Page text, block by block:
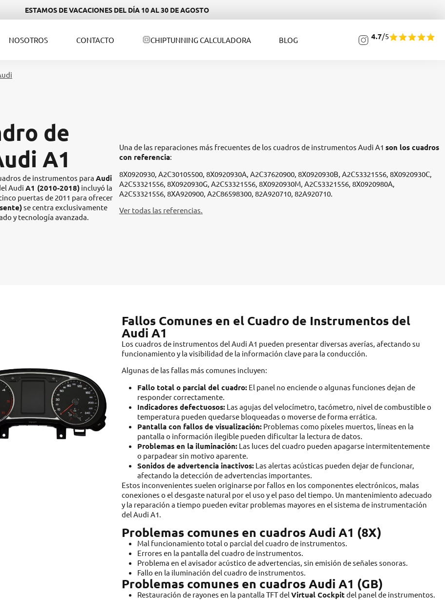
ESTAMOS DE VACACIONES DEL DÍA 10 AL 30 DE AGOSTO
NOSOTROS CONTACTO CHIPTUNNING CALCULADORA BLOG 4.7/5
de
A1
de instrumentos para Audi
Audi A1 (2010-2018) incluyó la
puertas de 2011 para ofrecer
se centra exclusivamente
y tecnología avanzada.
Una de las reparaciones más frecuentes de los cuadros de instrumentos Audi A1 son los cuadros
con referencia:
8X0920930, A2C30105500, 8X0920930A, A2C37620900, 8X0920930B, A2C53321556, 8X0920930C,
A2C53321556, 8X0920930G, A2C53321556, 8X0920930M, A2C53321556, 8X0920980A,
A2C53321556, 8XA920900, A2C86598300, 82A920710, 82A920710.
Ver todas las referencias.
Fallos Comunes en el Cuadro de Instrumentos del
Audi A1
Los cuadros de instrumentos del Audi A1 pueden presentar diversas averías, afectando su
funcionamiento y la visibilidad de la información clave para la conducción.
Algunas de las fallas más comunes incluyen:
Fallo total o parcial del cuadro: El panel no enciende o algunas funciones dejan de
responder correctamente.
Indicadores defectuosos: Las agujas del velocímetro, tacómetro, nivel de combustible o
temperatura pueden quedarse bloqueadas o moverse de forma errática.
Pantalla con fallos de visualización: Problemas como píxeles muertos, líneas en la
pantalla o información ilegible pueden dificultar la lectura de datos.
Problemas en la iluminación: Las luces del cuadro pueden apagarse intermitentemente
o parpadear sin motivo aparente.
Sonidos de advertencia inactivos: Las alertas acústicas pueden dejar de funcionar,
afectando la detección de advertencias importantes.
Estos inconvenientes suelen originarse por fallos en los componentes electrónicos, malas
conexiones o el desgaste natural por el uso y el paso del tiempo. Un mantenimiento adecuado
y la reparación a tiempo pueden evitar problemas mayores en el sistema de instrumentación
del Audi A1.
Problemas comunes en cuadros Audi A1 (8X)
Mal funcionamiento total o parcial del cuadro de instrumentos.
Errores en la pantalla del cuadro de instrumentos.
Problema en el avisador acústico de advertencias, sin emisión de señales sonoras.
Fallo en la iluminación del cuadro de instrumentos.
Problemas comunes en cuadros Audi A1 (GB)
Restauración de rayones en la pantalla TFT del Virtual Cockpit del panel de instrumentos.